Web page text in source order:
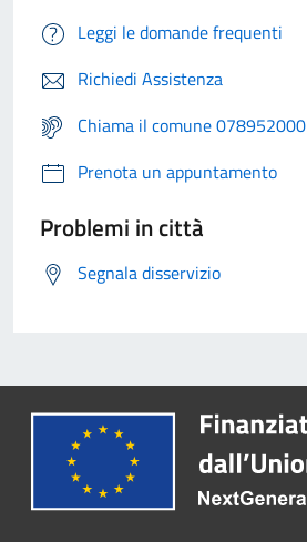
Leggi le domande frequenti
Richiedi Assistenza
Chiama il comune 078952000
Prenota un appuntamento
Problemi in città
Segnala disservizio